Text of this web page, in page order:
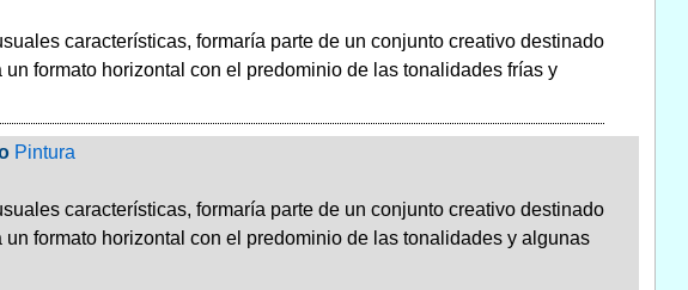
características, formaría parte de un conjunto creativo destinado
formato horizontal con el predominio de las tonalidades frías y
Pintura
características, formaría parte de un conjunto creativo destinado
formato horizontal con el predominio de las tonalidades y algunas